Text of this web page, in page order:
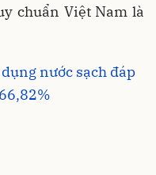
chuẩn Việt Nam là
nước sạch đáp